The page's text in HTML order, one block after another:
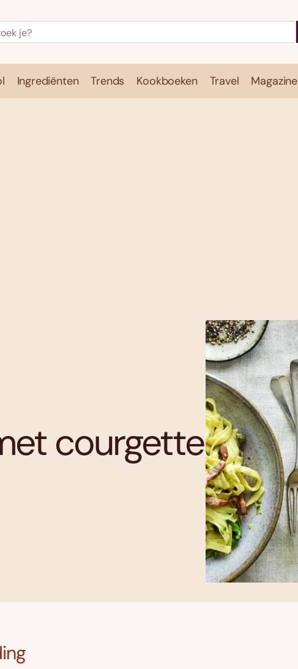
Ingrediënten Trends Kookboeken Travel Magazine
courgette